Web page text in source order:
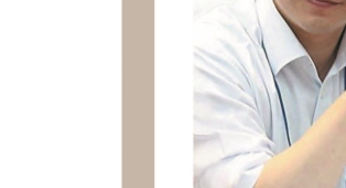
4. 국제 협력과 대외 정책
대한민국의 대외 정책 현황
국제 협력의 방향과 전략
글로벌 리더십 강화 전략
제4장 미래를 위한 정책 제안